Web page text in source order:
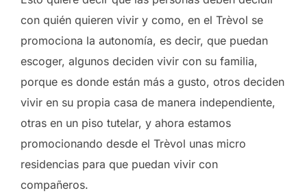
con quién quieren vivir y como, en el Trèvol se
promociona la autonomía, es decir, que puedan
escoger, algunos deciden vivir con su familia,
porque es donde están más a gusto, otros deciden
vivir en su propia casa de manera independiente,
otras en un piso tutelar, y ahora estamos
promocionando desde el Trèvol unas micro
residencias para que puedan vivir con
compañeros.